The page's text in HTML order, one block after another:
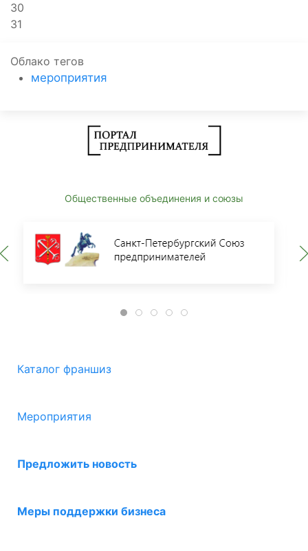
30
31
Облако тегов
мероприятия
Общественные объединения и союзы
Каталог франшиз
Мероприятия
Предложить новость
Меры поддержки бизнеса